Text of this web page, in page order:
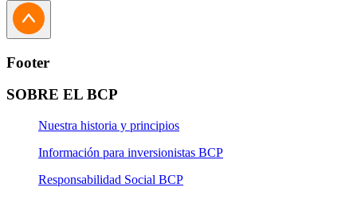
Solicitud de Traspaso
Solicitud de Rescate Programado
Solicitud de Suscripción
Footer
SOBRE EL BCP
Nuestra historia y principios
Información para inversionistas BCP
Responsabilidad Social BCP